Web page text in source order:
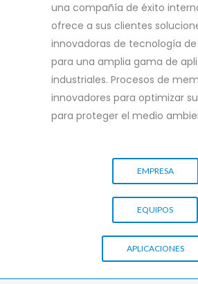
una compañía de éxito
ofrece a sus clientes
innovadoras de tecnología
para una amplia gama de
industriales. Procesos de
innovadores para optimizar
para proteger el medio
EMPRESA
EQUIPOS
APLICACIONES